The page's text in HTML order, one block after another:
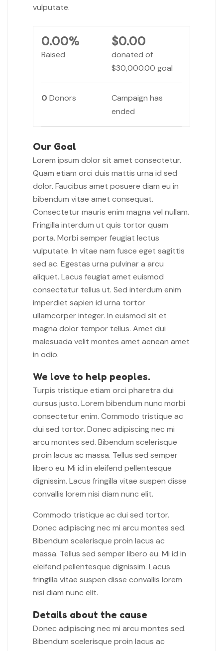
vulputate.
0.00%
Raised
$0.00
donated of
$30,000.00 goal
0 Donors
Campaign has
ended
Our Goal
Lorem ipsum dolor sit amet consectetur.
Quam etiam orci duis mattis urna id sed
dolor. Faucibus amet posuere diam eu in
bibendum vitae amet consequat.
Consectetur mauris enim magna vel nullam.
Fringilla interdum ut quis tortor quam
porta. Morbi semper feugiat lectus
vulputate. In vitae nam fusce eget sagittis
sed ac. Egestas urna pulvinar a arcu
aliquet. Lacus feugiat amet euismod
consectetur tellus ut. Sed interdum enim
imperdiet sapien id urna tortor
ullamcorper integer. In euismod sit et
magna dolor tempor tellus. Amet dui
malesuada velit montes amet aenean amet
in odio.
We love to help peoples.
Turpis tristique etiam orci pharetra dui
cursus justo. Lorem bibendum nunc morbi
consectetur enim. Commodo tristique ac
dui sed tortor. Donec adipiscing nec mi
arcu montes sed. Bibendum scelerisque
proin lacus ac massa. Tellus sed semper
libero eu. Mi id in eleifend pellentesque
dignissim. Lacus fringilla vitae suspen disse
convallis lorem nisi diam nunc elit.
Commodo tristique ac dui sed tortor.
Donec adipiscing nec mi arcu montes sed.
Bibendum scelerisque proin lacus ac
massa. Tellus sed semper libero eu. Mi id in
eleifend pellentesque dignissim. Lacus
fringilla vitae suspen disse convallis lorem
nisi diam nunc elit.
Details about the cause
Donec adipiscing nec mi arcu montes sed.
Bibendum scelerisque proin lacus ac